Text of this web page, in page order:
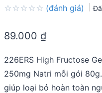
out
(đánh giá)
89.000 ₫
226ERS High Fructose
250mg Natri mỗi gói
giúp loại bỏ hoàn toàn